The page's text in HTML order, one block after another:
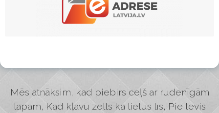
Mēs atnāksim, kad piebirs ceļš ar rudenīgām
lapām, Kad kļavu zelts kā lietus līs, Pie tevis